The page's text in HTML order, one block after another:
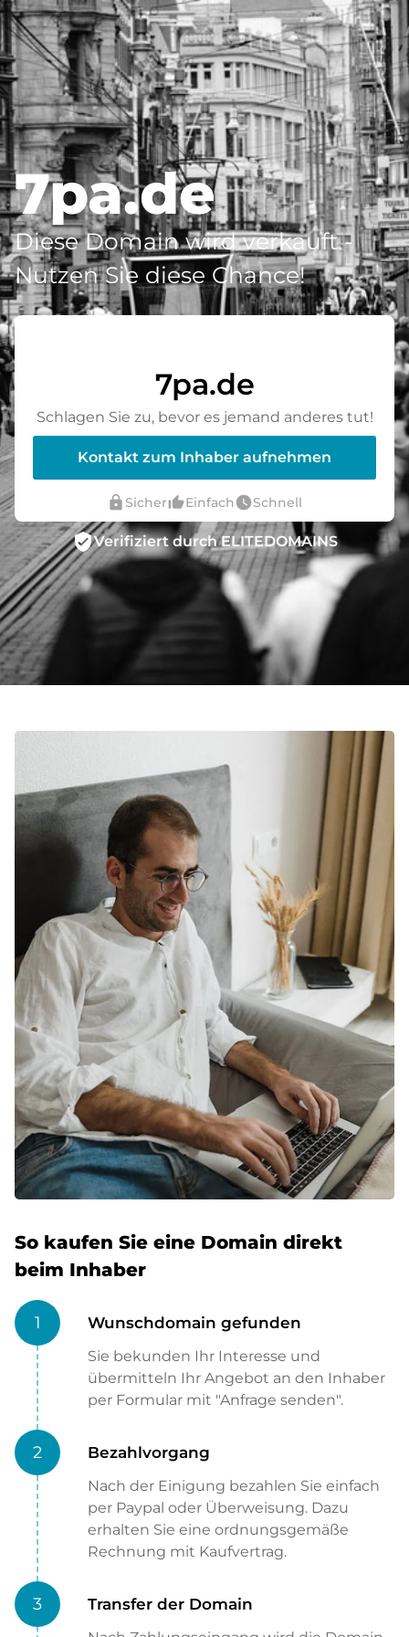
7pa.de
Diese Domain wird verkauft -
Nutzen Sie diese Chance!
7pa.de
Schlagen Sie zu, bevor es jemand anderes tut!
Kontakt zum Inhaber aufnehmen
lock Sicherthumb_up_altEinfachwatch_laterSchnell
verified_userVerifiziert durch ELITEDOMAINS
So kaufen Sie eine Domain direkt
beim Inhaber
1 Wunschdomain gefunden
Sie bekunden Ihr Interesse und
übermitteln Ihr Angebot an den Inhaber
per Formular mit "Anfrage senden".
2 Bezahlvorgang
Nach der Einigung bezahlen Sie einfach
per Paypal oder Überweisung. Dazu
erhalten Sie eine ordnungsgemäße
Rechnung mit Kaufvertrag.
3 Transfer der Domain